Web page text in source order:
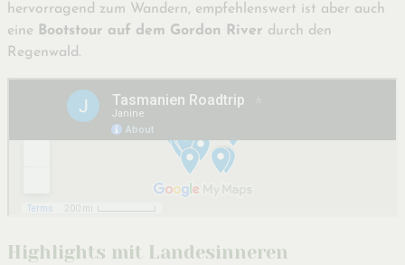
hervorragend zum Wandern, empfehlenswert ist aber auch
eine Bootstour auf dem Gordon River durch den
Regenwald.
Highlights mit Landesinneren